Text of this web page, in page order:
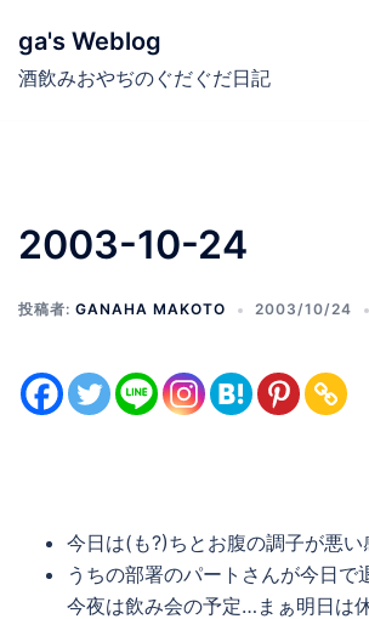
ga's Weblog
酒飲みおやぢのぐだぐだ日記
2003-10-24
投稿者: GANAHA MAKOTO 2003/10/24
今日は(も?)ちとお腹の調子が悪
うちの部署のパートさんが今日で
今夜は飲み会の予定…まぁ明日は